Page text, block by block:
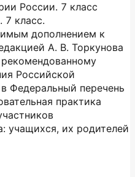
России. 7 класс
7 класс.
дополнением к
А. В. Торкунова
Российской
Федеральный перечень
практика
учащихся, их родителей